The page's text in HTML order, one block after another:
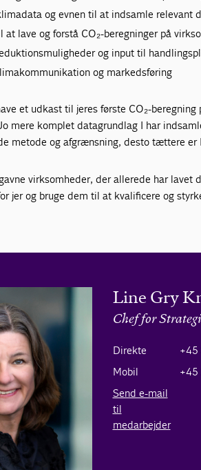
og evnen til at indsamle relevant
at lave og forstå CO₂-beregninger på
og input til
og markedsføring
et udkast til jeres første CO₂-
mere komplet datagrundlag I har
metode og afgrænsning, desto tættere er
virksomheder, der allerede har lavet
jer og bruge dem til at kvalificere og
Line Gry
Chef for
Direkte
Mobil
Send e-mail
til
medarbejder